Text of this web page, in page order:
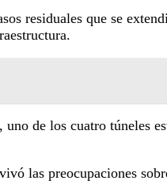
residuales que se
de los cuatro túneles
las preocupaciones